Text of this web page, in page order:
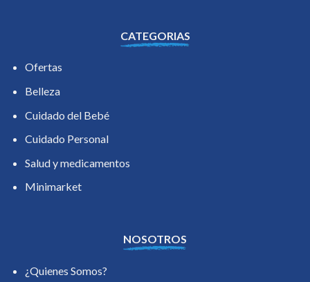
CATEGORIAS
Ofertas
Belleza
Cuidado del Bebé
Cuidado Personal
Salud y medicamentos
Minimarket
NOSOTROS
¿Quienes Somos?